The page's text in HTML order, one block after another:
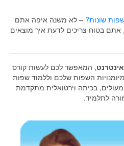
– לא משנה איפה אתם
בטוח צריכים לדעת איך מוצאים
, המאפשר לכם לעשות קורס
השפות שלכם וללמוד שפות
מעולים, בכיתה וירטואלית מתקדמת
לתלמיד.